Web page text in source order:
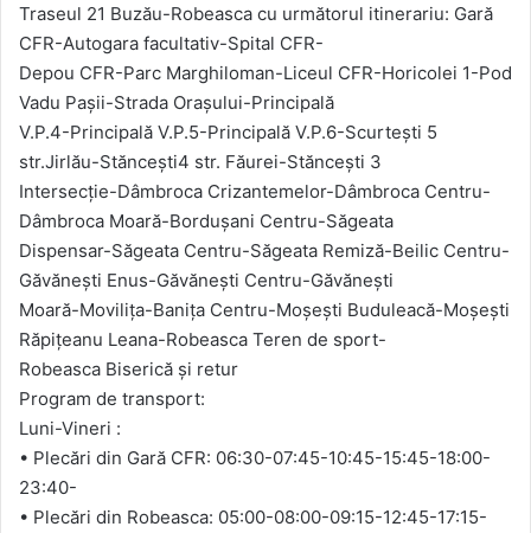
Traseul 21 Buzău-Robeasca cu următorul itinerariu: Gară
CFR-Autogara facultativ-Spital CFR-
Depou CFR-Parc Marghiloman-Liceul CFR-Horicolei 1-Pod
Vadu Pașii-Strada Orașului-Principală
V.P.4-Principală V.P.5-Principală V.P.6-Scurtești 5
str.Jirlău-Stăncești4 str. Făurei-Stăncești 3
Intersecție-Dâmbroca Crizantemelor-Dâmbroca Centru-
Dâmbroca Moară-Bordușani Centru-Săgeata
Dispensar-Săgeata Centru-Săgeata Remiză-Beilic Centru-
Găvănești Enus-Găvănești Centru-Găvănești
Moară-Movilița-Banița Centru-Moșești Buduleacă-Moșești
Răpițeanu Leana-Robeasca Teren de sport-
Robeasca Biserică și retur
Program de transport:
Luni-Vineri :
• Plecări din Gară CFR: 06:30-07:45-10:45-15:45-18:00-
23:40-
• Plecări din Robeasca: 05:00-08:00-09:15-12:45-17:15-